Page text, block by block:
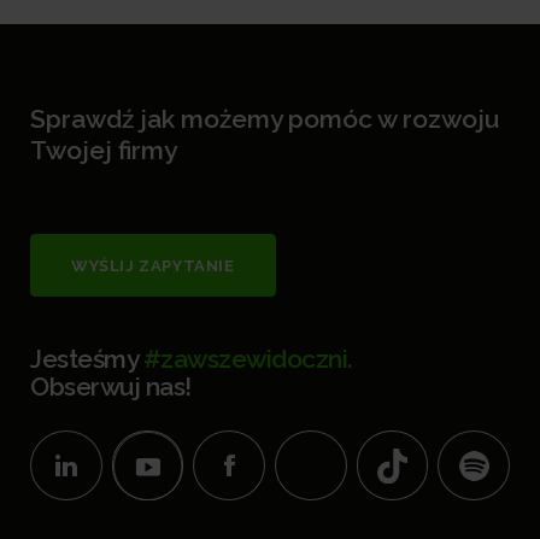
Sprawdź jak możemy pomóc w rozwoju
Twojej firmy
WYŚLIJ ZAPYTANIE
Jesteśmy#zawszewidoczni.
Obserwuj nas!